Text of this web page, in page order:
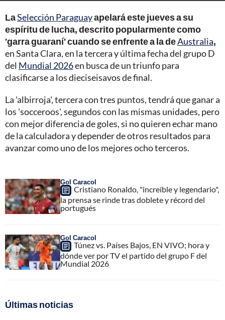
LaSelección Paraguayapelará este jueves a su
espíritu de lucha, descrito popularmente como
'garra guaraní' cuando se enfrente a la deAustralia,
en Santa Clara, en la tercera y última fecha del grupo D
del Mundial 2026en busca de un triunfo para
clasificarse a los dieciseisavos de final.
La 'albirroja', tercera con tres puntos, tendrá que ganar a
los 'socceroos', segundos con las mismas unidades, pero
con mejor diferencia de goles, si no quieren echar mano
de la calculadora y depender de otros resultados para
avanzar como uno de los mejores ocho terceros.
Gol Caracol
Cristiano Ronaldo, "increíble y legendario",
la prensa se rinde tras doblete y récord del
portugués
Gol Caracol
Túnez vs. Países Bajos, EN VIVO; hora y
dónde ver por TV el partido del grupo F del
Mundial 2026
Últimas noticias